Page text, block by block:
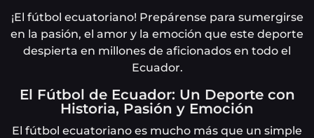
¡El fútbol ecuatoriano! Prepárense para sumergirse
en la pasión, el amor y la emoción que este deporte
despierta en millones de aficionados en todo el
Ecuador.
El Fútbol de Ecuador: Un Deporte con
Historia, Pasión y Emoción
El fútbol ecuatoriano es mucho más que un simple